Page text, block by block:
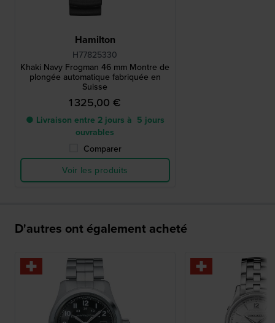
Hamilton
H77825330
Khaki Navy Frogman 46 mm Montre de
plongée automatique fabriquée en
Suisse
1 325,00 €
● Livraison entre 2 jours à 5 jours
ouvrables
Comparer
Voir les produits
D'autres ont également acheté